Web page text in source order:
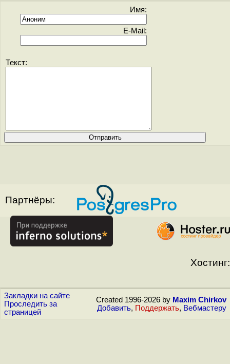
Имя:
E-Mail:
Текст:
Партнёры:
Хостинг:
Закладки на сайте
Проследить за
страницей
Created 1996-2026 by Maxim Chirkov
Добавить, Поддержать, Вебмастеру